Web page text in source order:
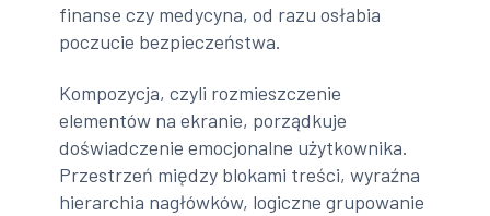
finanse czy medycyna, od razu osłabia
poczucie bezpieczeństwa.
Kompozycja, czyli rozmieszczenie
elementów na ekranie, porządkuje
doświadczenie emocjonalne użytkownika.
Przestrzeń między blokami treści, wyraźna
hierarchia nagłówków, logiczne grupowanie